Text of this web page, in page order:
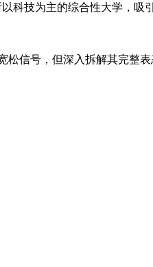
以科技为主的综合性大学，吸
信号，但深入拆解其完整